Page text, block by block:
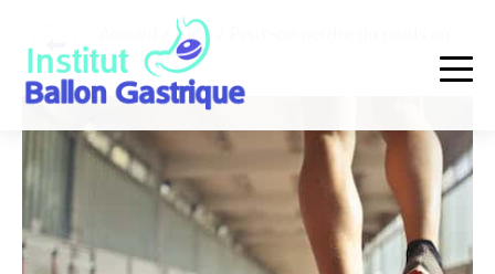
content
Institut Ballon Gastrique
/ Blog / Peut-on perdre du poids en
marchant ?